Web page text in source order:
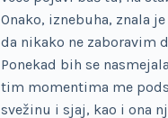
Onako, iznebuha, znala
da nikako ne zaboravim
Ponekad bih se
tim momentima me
svežinu i sjaj, kao i ona